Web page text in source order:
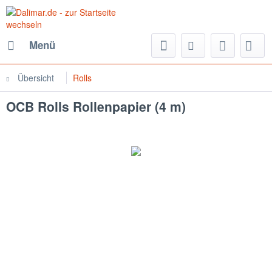
Menü
Übersicht Rolls
OCB Rolls Rollenpapier (4 m)